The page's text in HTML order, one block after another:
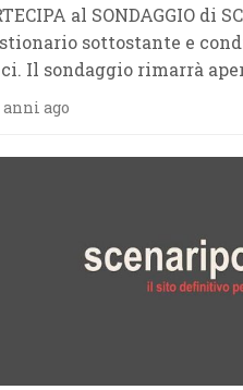
al SONDAGGIO di
sottostante e
Il sondaggio rimarrà
anni ago